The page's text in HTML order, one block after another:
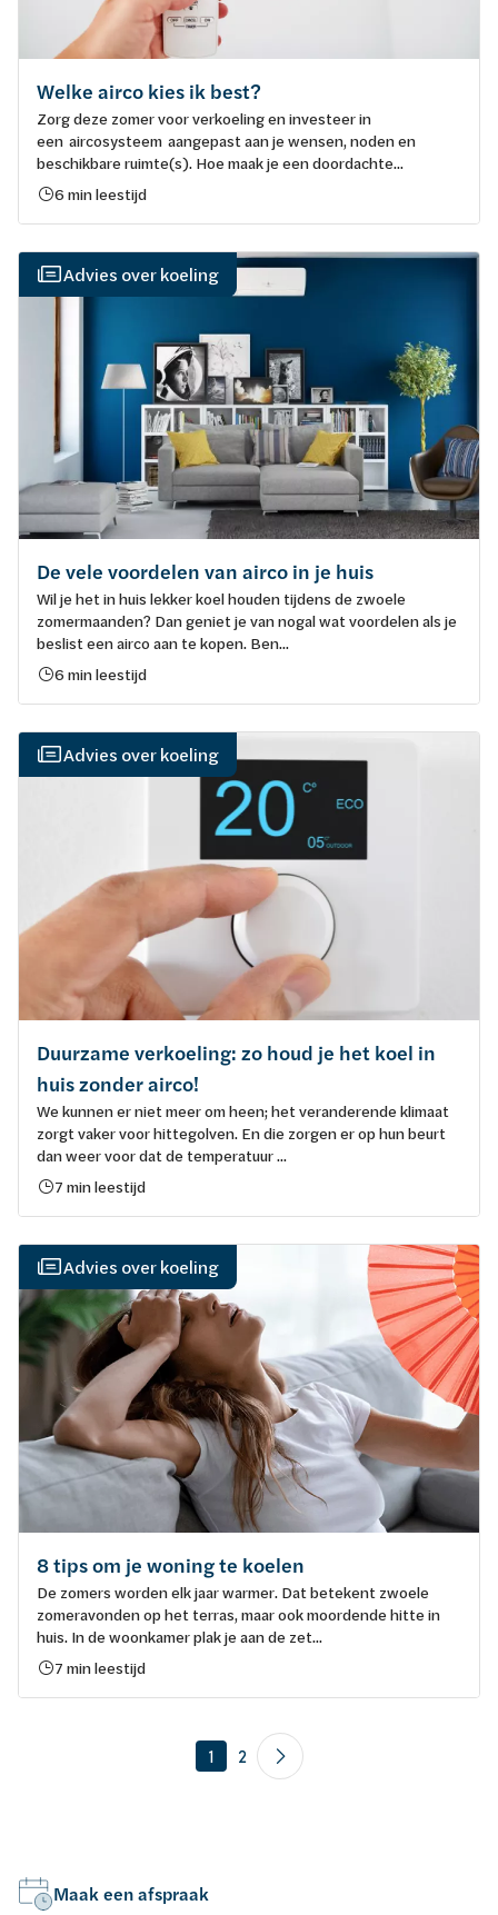
Welke airco kies ik best?
Zorg deze zomer voor verkoeling en investeer in
een aircosysteem aangepast aan je wensen, noden en
beschikbare ruimte(s). Hoe maak je een doordachte...
6 min leestijd
Advies over koeling
De vele voordelen van airco in je huis
Wil je het in huis lekker koel houden tijdens de zwoele
zomermaanden? Dan geniet je van nogal wat voordelen als je
beslist een airco aan te kopen. Ben...
6 min leestijd
Advies over koeling
Duurzame verkoeling: zo houd je het koel in
huis zonder airco!
We kunnen er niet meer om heen; het veranderende klimaat
zorgt vaker voor hittegolven. En die zorgen er op hun beurt
dan weer voor dat de temperatuur ...
7 min leestijd
Advies over koeling
8 tips om je woning te koelen
De zomers worden elk jaar warmer. Dat betekent zwoele
zomeravonden op het terras, maar ook moordende hitte in
huis. In de woonkamer plak je aan de zet...
7 min leestijd
1 2
Maak een afspraak